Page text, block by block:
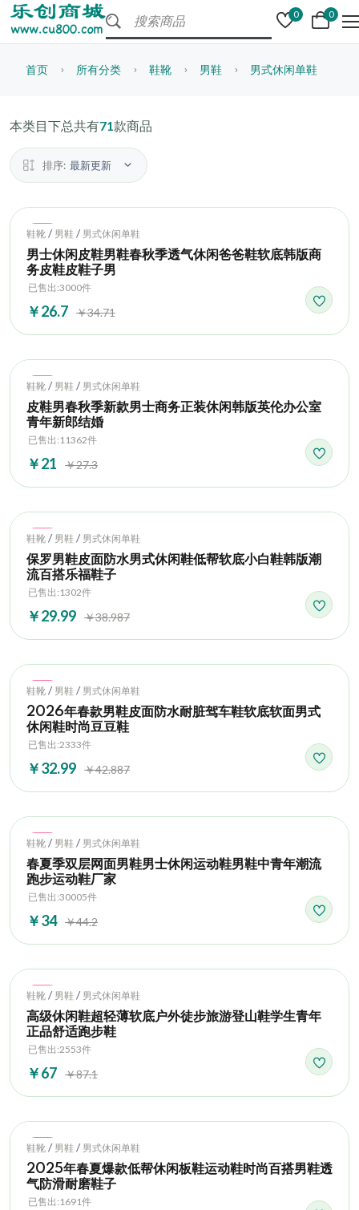
0 0
首页 所有分类 鞋靴 男鞋 男式休闲单鞋
本类目下总共有71款商品
排序: 最新更新
Hot
鞋靴 / 男鞋 / 男式休闲单鞋
男士休闲皮鞋男鞋春秋季透气休闲爸爸鞋软底韩版商
务皮鞋皮鞋子男
已售出:3000件
￥26.7 ￥34.71
Hot
鞋靴 / 男鞋 / 男式休闲单鞋
皮鞋男春秋季新款男士商务正装休闲韩版英伦办公室
青年新郎结婚
已售出:11362件
￥21 ￥27.3
Hot
鞋靴 / 男鞋 / 男式休闲单鞋
保罗男鞋皮面防水男式休闲鞋低帮软底小白鞋韩版潮
流百搭乐福鞋子
已售出:1302件
￥29.99 ￥38.987
Hot
鞋靴 / 男鞋 / 男式休闲单鞋
2026年春款男鞋皮面防水耐脏驾车鞋软底软面男式
休闲鞋时尚豆豆鞋
已售出:2333件
￥32.99 ￥42.887
Hot
鞋靴 / 男鞋 / 男式休闲单鞋
春夏季双层网面男鞋男士休闲运动鞋男鞋中青年潮流
跑步运动鞋厂家
已售出:30005件
￥34 ￥44.2
Hot
鞋靴 / 男鞋 / 男式休闲单鞋
高级休闲鞋超轻薄软底户外徒步旅游登山鞋学生青年
正品舒适跑步鞋
已售出:2553件
￥67 ￥87.1
Hot
鞋靴 / 男鞋 / 男式休闲单鞋
2025年春夏爆款低帮休闲板鞋运动鞋时尚百搭男鞋透
气防滑耐磨鞋子
已售出:1691件